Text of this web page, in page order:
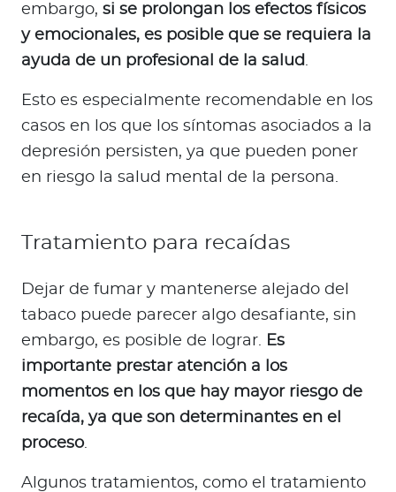
embargo, si se prolongan los efectos físicos
y emocionales, es posible que se requiera la
ayuda de un profesional de la salud.
Esto es especialmente recomendable en los
casos en los que los síntomas asociados a la
depresión persisten, ya que pueden poner
en riesgo la salud mental de la persona.
Tratamiento para recaídas
Dejar de fumar y mantenerse alejado del
tabaco puede parecer algo desafiante, sin
embargo, es posible de lograr. Es
importante prestar atención a los
momentos en los que hay mayor riesgo de
recaída, ya que son determinantes en el
proceso.
Algunos tratamientos, como el tratamiento